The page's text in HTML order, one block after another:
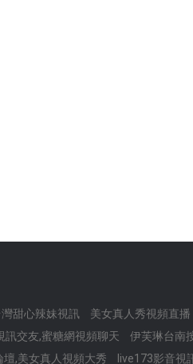
甜心辣妹視訊 美女真人秀視頻直播
訊交友,蜜糖網視頻聊天 伊芙琳台南
,美女真人視頻大秀 live173影音視